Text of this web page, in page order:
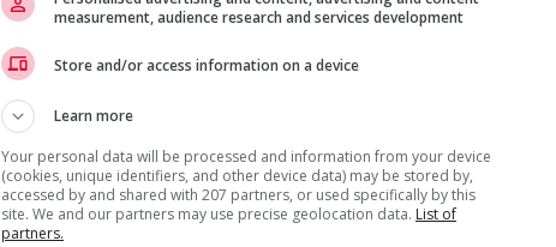
Plumber
et manutention
measurement, audience research and services development
Store and/or access information on a device
Learn more
Your personal data will be processed and information from your device
(cookies, unique identifiers, and other device data) may be stored by,
accessed by and shared with 207 partners, or used specifically by this
site. We and our partners may use precise geolocation data. List of
partners.